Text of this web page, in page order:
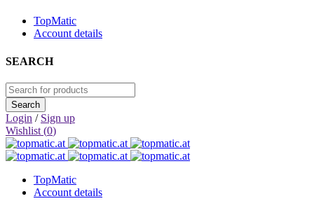
TopMatic
Account details
SEARCH
Login / Sign up
Wishlist (0)
TopMatic
Account details